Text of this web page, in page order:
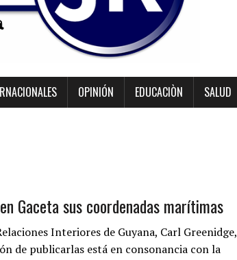
OPINIÓN EDUCACIÒN SALUD
Gaceta sus coordenadas marítimas
Interiores de Guyana, Carl Greenidge,
de publicarlas está en consonancia con la